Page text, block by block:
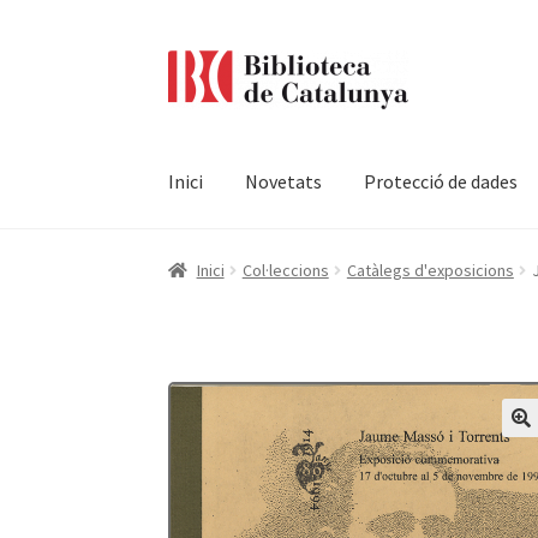
Inici Novetats Protecció de dades
Pàgina d'inici Accessibilitat Cistella El meu
Inici Col·leccions Catàlegs d'exposicions